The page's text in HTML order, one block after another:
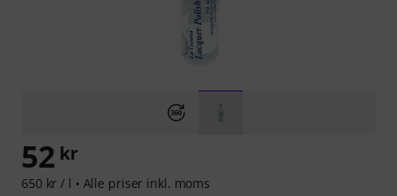
52 kr
650 kr / l • Alle priser inkl. moms